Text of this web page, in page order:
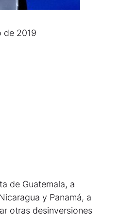
de 2019
de Guatemala, a
y Panamá, a
otras desinversiones